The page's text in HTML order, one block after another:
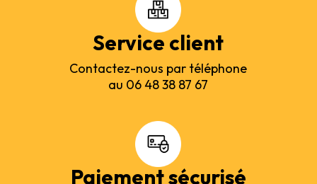
Service client
Contactez-nous par téléphone
au 06 48 38 87 67
Paiement sécurisé